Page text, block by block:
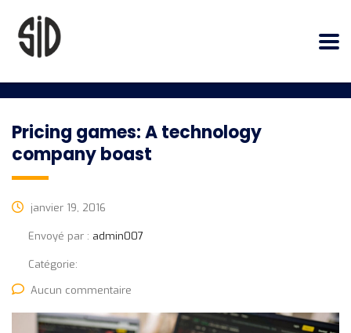
Pricing games: A technology
company boast
janvier 19, 2016
Envoyé par : admin007
Catégorie:
Aucun commentaire